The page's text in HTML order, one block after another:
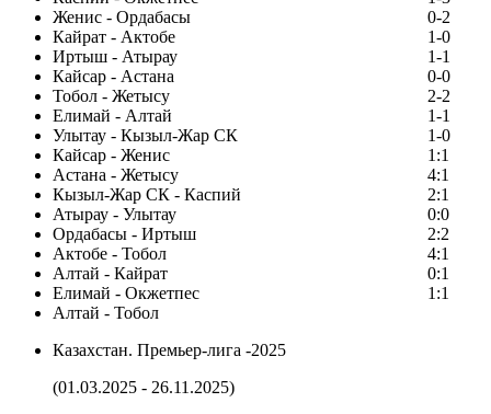
Женис - Ордабасы
0-2
Кайрат - Актобе
1-0
Иртыш - Атырау
1-1
Кайсар - Астана
0-0
Тобол - Жетысу
2-2
Елимай - Алтай
1-1
Улытау - Кызыл-Жар СК
1-0
Кайсар - Женис
1:1
Астана - Жетысу
4:1
Кызыл-Жар СК - Каспий
2:1
Атырау - Улытау
0:0
Ордабасы - Иртыш
2:2
Актобе - Тобол
4:1
Алтай - Кайрат
0:1
Елимай - Окжетпес
1:1
Алтай - Тобол
Казахстан. Премьер-лига -2025
(01.03.2025 - 26.11.2025)